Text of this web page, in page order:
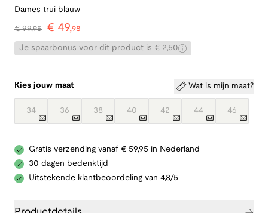
Dames trui blauw
€99,95 € 49,98
Je spaarbonus voor dit product is € 2,50
Kies jouw maat Wat is mijn maat?
34 36 38 40 42 44 46
Gratis verzending vanaf € 59,95 in Nederland
30 dagen bedenktijd
Uitstekende klantbeoordeling van 4,8/5